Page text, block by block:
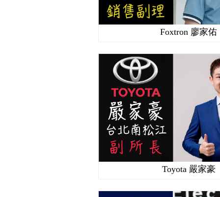
Foxtron 廖家佑
Toyota 嚴家豪